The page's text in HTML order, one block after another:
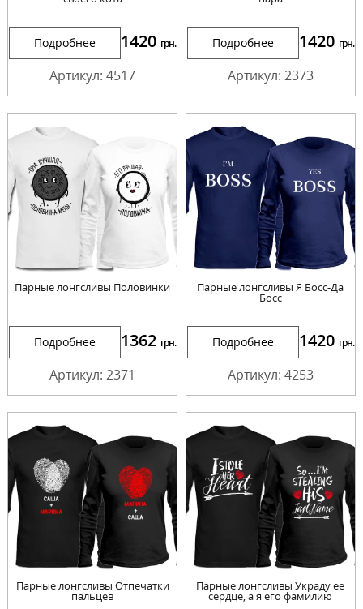
Подробнее 1420 грн.
Артикул: 4517
Подробнее 1420 грн.
Артикул: 2373
Парные лонгсливы Половинки
Подробнее 1362 грн.
Артикул: 2371
Парные лонгсливы Я Босс-Да
Босс
Подробнее 1420 грн.
Артикул: 4253
Парные лонгсливы Отпечатки
пальцев
Парные лонгсливы Украду ее
сердце, а я его фамилию